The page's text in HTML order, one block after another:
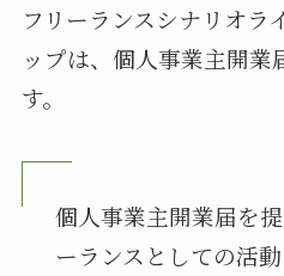
フリーランスシナリオラ
ップは、個人事業主開業
す。
個人事業主開業届を
ーランスとしての活動